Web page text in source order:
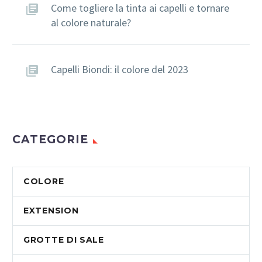
Come togliere la tinta ai capelli e tornare
al colore naturale?
Capelli Biondi: il colore del 2023
CATEGORIE
COLORE
EXTENSION
GROTTE DI SALE